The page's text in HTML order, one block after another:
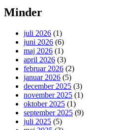
Minder
juli 2026 (1)
juni 2026 (6)
maj 2026 (1)
april 2026 (3)
februar 2026 (2)
januar 2026 (5)
december 2025 (3)
november 2025 (1)
oktober 2025 (1)
september 2025 (9)
juli 2025 (5)